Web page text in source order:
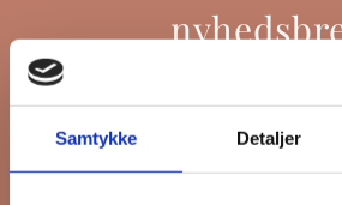
Samtykke Detaljer
Hold dig opdateret på
på Grønttorvet. I vores